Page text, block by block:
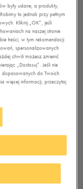
były udane, a produkty,
to jednak przy pełnym
Kliknij „OK”, jeśli
na naszej stronie
treści, w tym rekomendacji
spersonalizowanych
chwili możesz zmienić
„Dostosuj”. Jeśli nie
dopasowanych do Twoich
więcej informacji, przeczytaj